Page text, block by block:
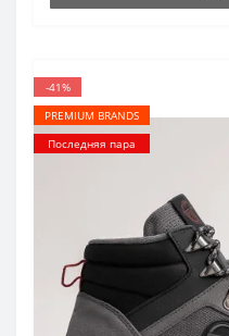
-41%
PREMIUM BRANDS
Последняя пара